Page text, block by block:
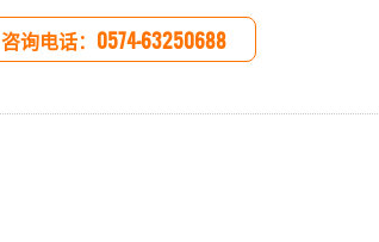
咨询电话：0574-63250688